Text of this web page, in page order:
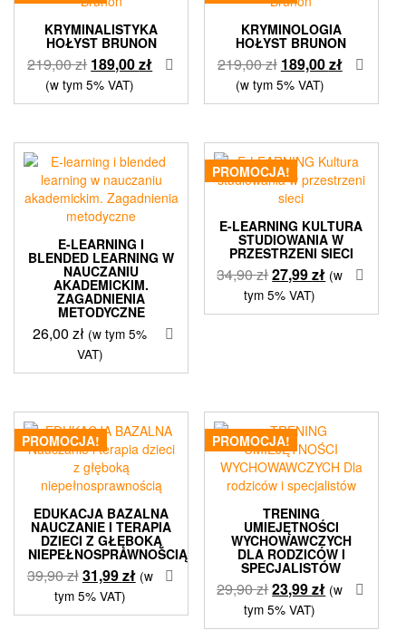
KRYMINALISTYKA
HOŁYST BRUNON
219,00zł Pierwotna
cena
wynosiła:
189,00złAktualna
wynosi:
(w tym 5% VAT)
KRYMINOLOGIA
HOŁYST BRUNON
219,00zł Pierwotna
cena
wynosiła:
189,00złAktualna
wynosi:
(w tym 5% VAT)
E-LEARNING I
BLENDED LEARNING W
NAUCZANIU
AKADEMICKIM.
ZAGADNIENIA
METODYCZNE
26,00zł (w tym 5%
VAT)
PROMOCJA!
E-LEARNING KULTURA
STUDIOWANIA W
PRZESTRZENI SIECI
34,90złPierwotna
cena
wynosiła:
27,99złAktualna
wynosi:
(w
tym 5% VAT)
PROMOCJA!
EDUKACJA BAZALNA
NAUCZANIE I TERAPIA
DZIECI Z GŁĘBOKĄ
NIEPEŁNOSPRAWNOŚCIĄ
39,90złPierwotna
cena
wynosiła:
31,99złAktualna
wynosi:
(w
tym 5% VAT)
PROMOCJA!
TRENING
UMIEJĘTNOŚCI
WYCHOWAWCZYCH
DLA RODZICÓW I
SPECJALISTÓW
29,90złPierwotna
cena
wynosiła:
23,99złAktualna
wynosi:
(w
tym 5% VAT)